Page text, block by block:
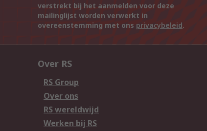
verstrekt bij het aanmelden voor deze
mailinglijst worden verwerkt in
overeenstemming met ons privacybeleid.
Over RS
RS Group
Over ons
RS wereldwijd
Werken bij RS